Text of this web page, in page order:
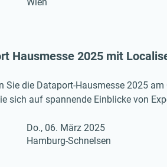
Hausmesse 2025 mit
Sie die Dataport-Hausmesse 2025
sich auf spannende Einblicke von
Do., 06. März 2025
Hamburg-Schnelsen